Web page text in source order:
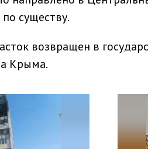
существу.
возвращен в
Крыма.